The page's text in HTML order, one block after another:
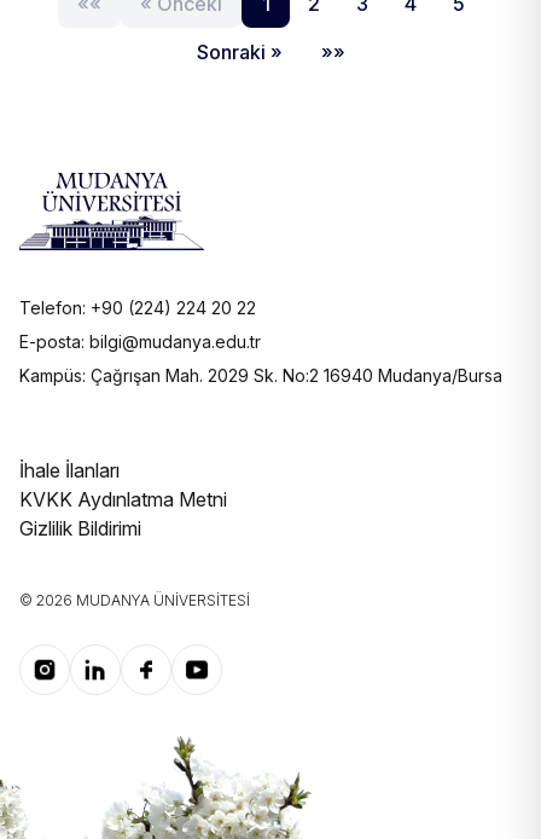
Sonraki »
»»
Telefon: +90 (224) 224 20 22
E-posta: bilgi@mudanya.edu.tr
Kampüs: Çağrışan Mah. 2029 Sk. No:2 16940 Mudanya/Bursa
İhale İlanları
KVKK Aydınlatma Metni
Gizlilik Bildirimi
© 2026 MUDANYA ÜNIVERSITESI